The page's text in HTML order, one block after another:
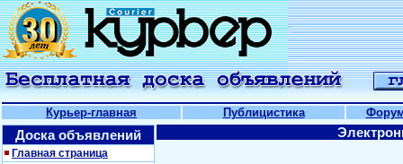
Курьер-главная Публицистика
Доска объявлений
Главная страница